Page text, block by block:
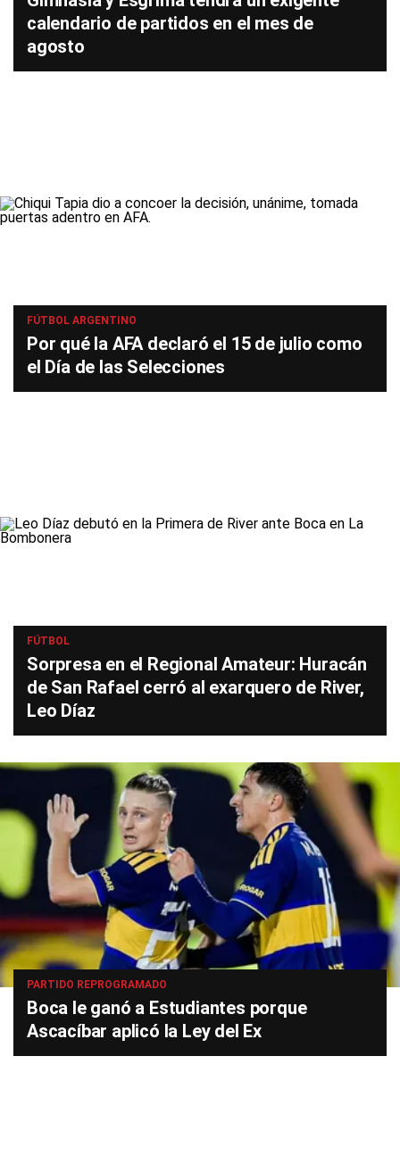
calendario de partidos en el mes de
agosto
FÚTBOL ARGENTINO
Por qué la AFA declaró el 15 de julio como
el Día de las Selecciones
FÚTBOL
Sorpresa en el Regional Amateur: Huracán
de San Rafael cerró al exarquero de River,
Leo Díaz
PARTIDO REPROGRAMADO
Boca le ganó a Estudiantes porque
Ascacíbar aplicó la Ley del Ex